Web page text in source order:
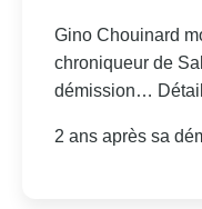
Gino Chouinard
chroniqueur de
démission…
2 ans après sa